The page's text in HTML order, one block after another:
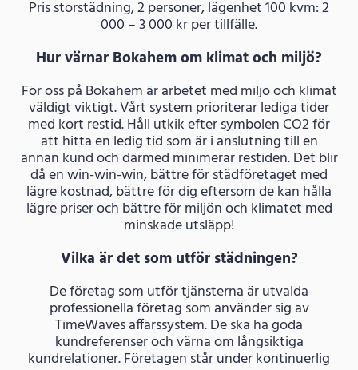
Pris storstädning, 2 personer, lägenhet 100 kvm: 2
000 – 3 000 kr per tillfälle.
Hur värnar Bokahem om klimat och miljö?
För oss på Bokahem är arbetet med miljö och klimat
väldigt viktigt. Vårt system prioriterar lediga tider
med kort restid. Håll utkik efter symbolen CO2 för
att hitta en ledig tid som är i anslutning till en
annan kund och därmed minimerar restiden. Det blir
då en win-win-win, bättre för städföretaget med
lägre kostnad, bättre för dig eftersom de kan hålla
lägre priser och bättre för miljön och klimatet med
minskade utsläpp!
Vilka är det som utför städningen?
De företag som utför tjänsterna är utvalda
professionella företag som använder sig av
TimeWaves affärssystem. De ska ha goda
kundreferenser och värna om långsiktiga
kundrelationer. Företagen står under kontinuerlig